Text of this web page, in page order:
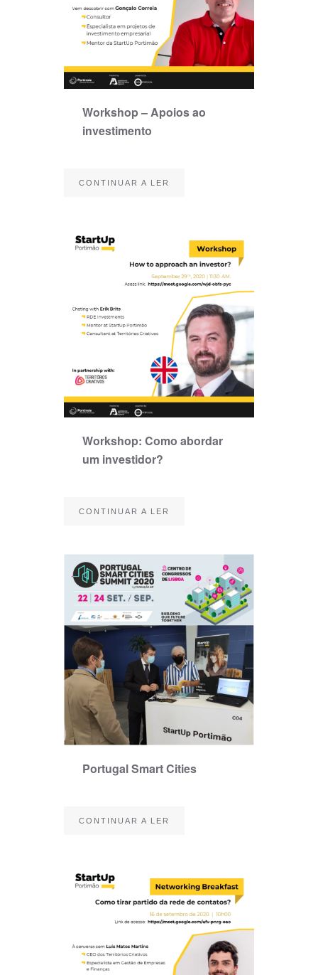
Workshop – Apoios ao
investimento
CONTINUAR A LER
Workshop: Como abordar
um investidor?
CONTINUAR A LER
Portugal Smart Cities
CONTINUAR A LER